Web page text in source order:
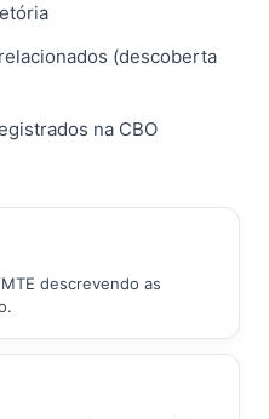
(descoberta
na CBO
descrevendo as